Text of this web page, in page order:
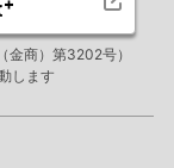
金商）第3202号）
します